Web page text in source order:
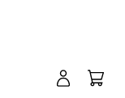
Me